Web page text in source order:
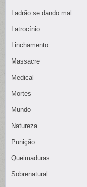
Ladrão se dando mal
Latrocínio
Linchamento
Massacre
Medical
Mortes
Mundo
Natureza
Punição
Queimaduras
Sobrenatural